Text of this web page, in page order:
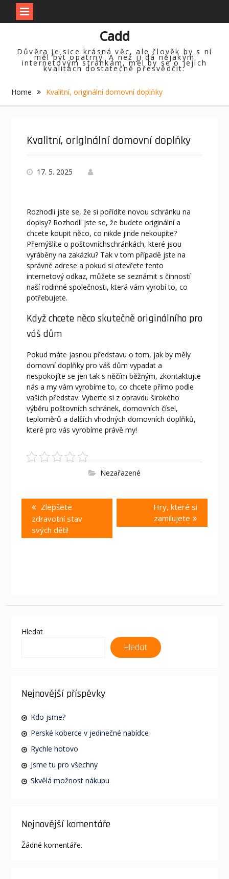
content
Cadd
Důvěra je sice krásná věc, ale člověk by s ní
měl být opatrný. A než ji dá nějakým
internetovým stránkám, měl by se o jejich
kvalitách dostatečně přesvědčit.
Home Kvalitní, originální domovní doplňky
Kvalitní, originální domovní doplňky
17. 5. 2025
Rozhodli jste se, že si pořídíte novou schránku na
dopisy? Rozhodli jste se, že budete originální a
chcete koupit něco, co nikde jinde nekoupíte?
Přemýšlíte o poštovníchschránkách, které jsou
vyráběny na zakázku? Tak v tom případě jste na
správné adrese a pokud si otevřete tento
internetový odkaz, můžete se seznámit s činností
naší rodinné společnosti, která vám vyrobí to, co
potřebujete.
Když chcete něco skutečně originálního pro
váš dům
Pokud máte jasnou představu o tom, jak by měly
domovní doplňky pro váš dům vypadat a
nespokojíte se jen tak s něčím běžným, zkontaktujte
nás a my vám vyrobíme to, co chcete přímo podle
vašich představ. Vyberte si z opravdu širokého
výběru poštovních schránek, domovních čísel,
teploměrů a dalších vhodných domovních doplňků,
které pro vás vyrobíme právě my!
Nezařazené
Navigace
pro
příspěvek
Previous
post:
Zlepšete
zdravotní stav
svých dětí!
Next
post:
Hry, které si
zamilujete
Hledat
Hledat
Nejnovější příspěvky
Kdo jsme?
Perské koberce v jedinečné nabídce
Rychle hotovo
Jsme tu pro všechny
Skvělá možnost nákupu
Nejnovější komentáře
Žádné komentáře.